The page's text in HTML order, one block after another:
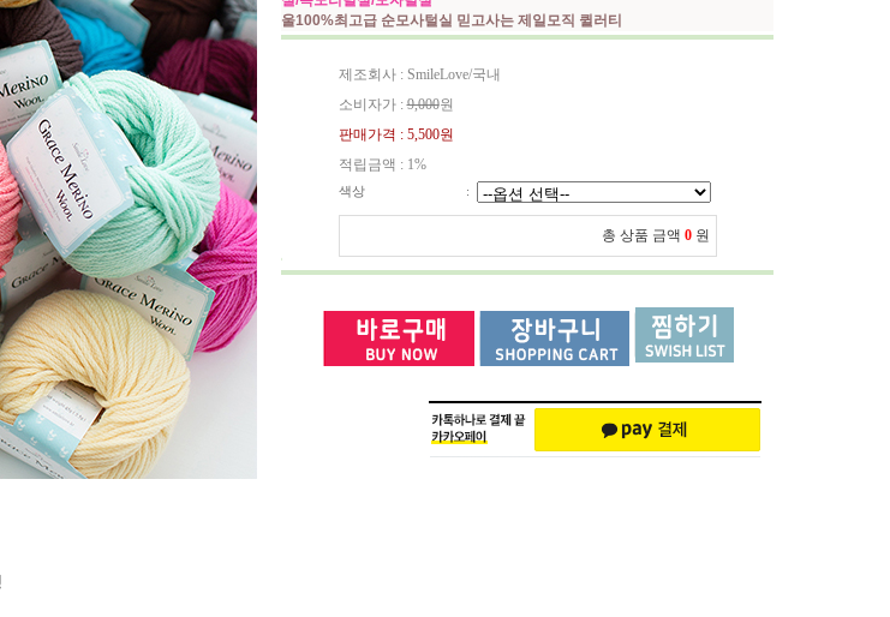
울100%최고급 순모사털실 믿고사는 제일모직 퀼러티
제조회사 : SmileLove/국내
소비자가 :9,000원
판매가격 : 5,500원
적립금액 : 1%
색상 :
총 상품 금액 0 원